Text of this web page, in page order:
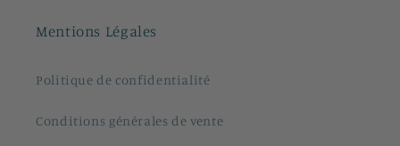
Mentions Légales
Politique de confidentialité
Conditions générales de vente